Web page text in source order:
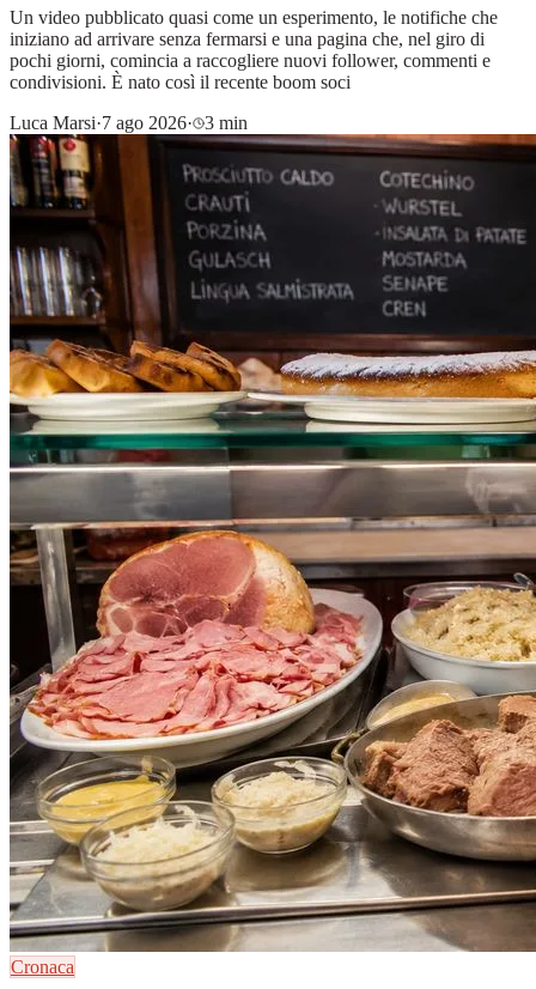
Un video pubblicato quasi come un esperimento, le notifiche che
iniziano ad arrivare senza fermarsi e una pagina che, nel giro di
pochi giorni, comincia a raccogliere nuovi follower, commenti e
condivisioni. È nato così il recente boom soci
Luca Marsi·7 ago 2026· 3 min
Cronaca